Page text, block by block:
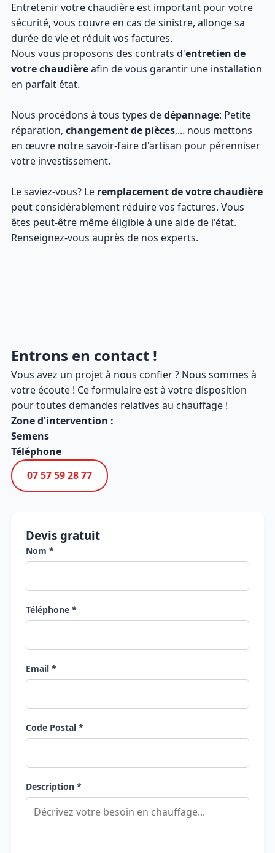
Entretenir votre chaudière est important pour votre
sécurité, vous couvre en cas de sinistre, allonge sa
durée de vie et réduit vos factures.
Nous vous proposons des contrats d'entretien de
votre chaudièreafin de vous garantir une installation
en parfait état.
Nous procédons à tous types dedépannage: Petite
réparation, changement de pièces,... nous mettons
en œuvre notre savoir-faire d'artisan pour pérenniser
votre investissement.
Le saviez-vous? Le remplacement de votre chaudière
peut considérablement réduire vos factures. Vous
êtes peut-être même éligible à une aide de l'état.
Renseignez-vous auprès de nos experts.
Entrons en contact !
Vous avez un projet à nous confier ? Nous sommes à
votre écoute ! Ce formulaire est à votre disposition
pour toutes demandes relatives au chauffage !
Zone d'intervention :
Semens
Téléphone
07 57 59 28 77
Devis gratuit
Nom *
Téléphone *
Email *
Code Postal *
Description *